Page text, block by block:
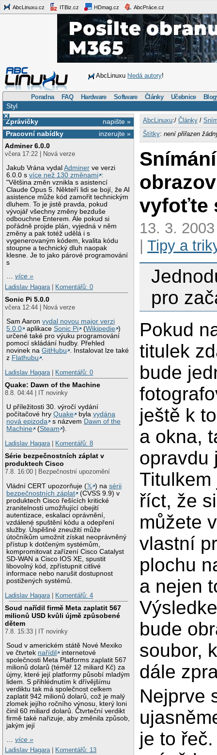
AbcLinuxu.cz ITBiz.cz HDmag.cz AbcPráce.cz
AbcLinuxu hledá autory!
Poradna FAQ Hardware Software Články Učebnice
Styl
×
napište »
Zprávičky
inzerujte »
Pracovní nabídky
Adminer 6.0.0
včera 17:22 | Nová verze
Jakub Vrána vydalAdminer ve verzi
6.0.0 svíce než 130 změnami :
"Většina změn vznikla s asistencí
Claude Opus 5. Někteří lidi se bojí, že AI
asistence může kód zamořit technickým
dluhem. To je jistě pravda, pokud
vývojář všechny změny bezduše
odbouchne Enterem. Ale pokud si
pořádně projde plán, vyjedná v něm
změny a pak totéž udělá i s
vygenerovaným kódem, kvalita kódu
stoupne a technický dluh naopak
klesne. Je to jako párové programování
s
…více »
Ladislav Hagara
Komentářů: 0
Sonic Pi 5.0.0
včera 12:44 | Nová verze
Sam Aaronvydal novou major verzi
5.0.0
aplikaceSonic Pi (Wikipedie )
určené také pro výuku programování
pomocí skládání hudby. Přehled
novinek naGitHubu . Instalovat lze také
z Flathubu .
Ladislav Hagara
Komentářů: 0
Quake: Dawn of the Machine
8.8. 04:44 | IT novinky
U příležitosti 30. výročí vydání
počítačové hryQuake bylavydána
nová epizoda
s názvem Dawn of the
Machine
(Steam ).
Ladislav Hagara
Komentářů: 8
Série bezpečnostních záplat v
produktech Cisco
7.8. 16:00 | Bezpečnostní upozornění
Vládní CERT upozorňuje (𝕏 ) nasérii
bezpečnostních záplat
(CVSS 9.9) v
produktech Cisco řešících kritické
zranitelnosti umožňující obejití
autentizace, eskalaci oprávnění,
vzdálené spuštění kódu a odepření
služby. Úspěšné zneužití může
útočníkům umožnit získat neoprávněný
přístup k dotčeným systémům,
kompromitovat zařízení Cisco Catalyst
SD-WAN a Cisco IOS XE, spustit
libovolný kód, zpřístupnit citlivé
informace nebo narušit dostupnost
postižených systémů.
Ladislav Hagara
Komentářů: 4
Soud nařídil firmě Meta zaplatit 567
milionů USD kvůli újmě způsobené
dětem
7.8. 15:33 | IT novinky
Soud v americkém státě Nové Mexiko
ve čtvrtek nařídil
internetové
společnosti Meta Platforms zaplatit 567
milionů dolarů (téměř 12 miliard Kč) za
újmy, které její platformy působí mladým
lidem. S přihlédnutím k dřívějšímu
verdiktu tak má společnost celkem
zaplatit 942 milionů dolarů, což je malý
zlomek jejího ročního výnosu, který loni
činil 60 miliard dolarů. Čtvrteční verdikt
firmě také nařizuje, aby změnila způsob,
jakým její
…více »
Ladislav Hagara| Komentářů: 13
AbcLinuxu:/ Články/
Štítky: není přiřazen
Snímání
vyfoťte
13. 3.
|Tipy a
pro
Pokud
titulek
bude
ještě k
a okna,
opravdu
říct, že
můžete
vlastní
plochu
a nejen
bude
soubor,
dále
Nejprve
je to